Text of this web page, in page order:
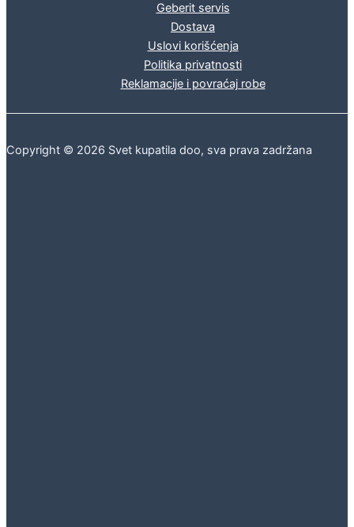
Geberit servis
Dostava
Uslovi korišćenja
Politika privatnosti
Reklamacije i povraćaj robe
Copyright © 2026 Svet kupatila doo, sva prava zadržana